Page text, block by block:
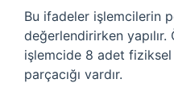
Bu ifadeler işlemcilerin
değerlendirirken
işlemcide 8 adet
parçacığı vardır.